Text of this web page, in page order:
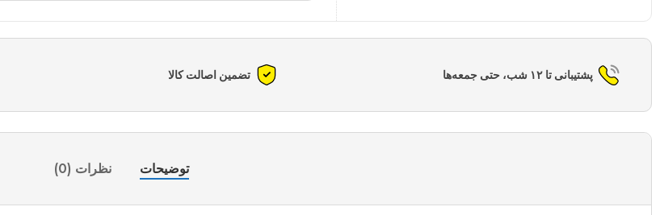
پشتیبانی تا ۱۲ شب، حتی جمعه‌ها تضمین اصالت کالا
توضیحات نظرات (0)